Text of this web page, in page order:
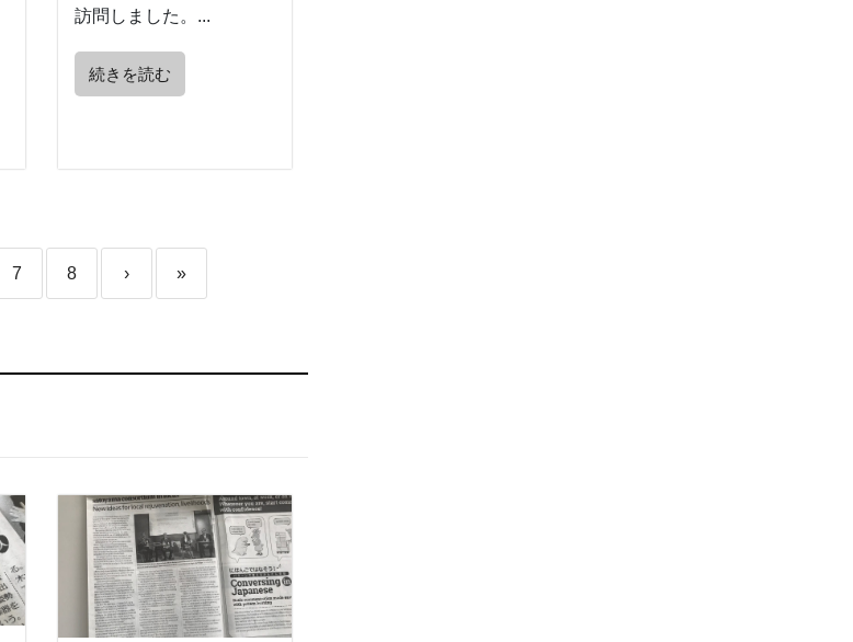
訪問しました。...
続きを読む
7 8 › »